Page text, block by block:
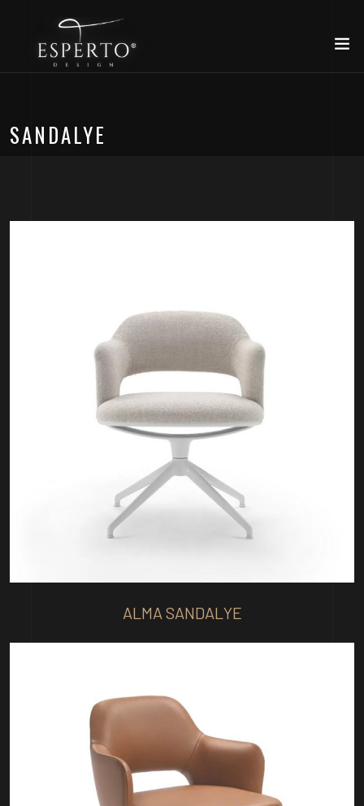
SANDALYE
ALMA SANDALYE